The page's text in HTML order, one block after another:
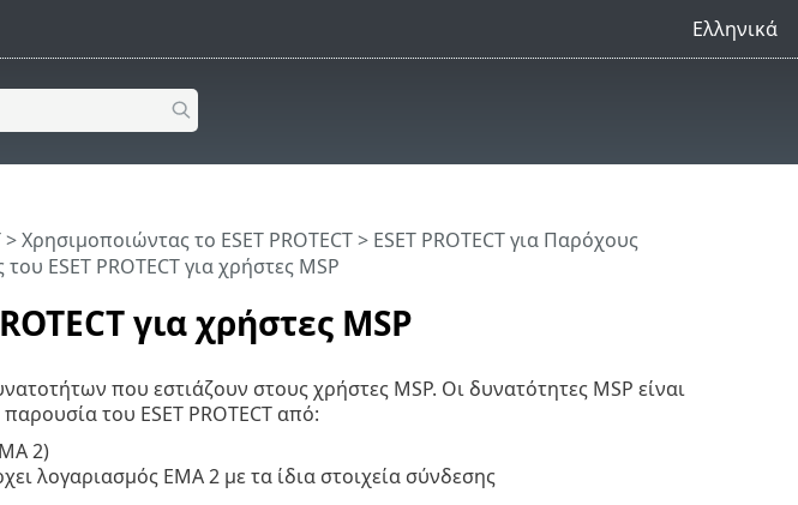
Ελληνικά
για χρήστες MSP
>Χρησιμοποιώντας το ESET PROTECT> ESET PROTECT για Παρόχους
ESET PROTECT για χρήστες MSP
που εστιάζουν στους χρήστες MSP. Οι δυνατότητες MSP είναι
του ESET PROTECT από:
2)
λογαριασμός EMA 2 με τα ίδια στοιχεία σύνδεσης